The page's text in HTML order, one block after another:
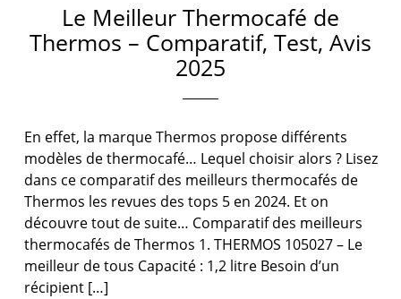
Le Meilleur Thermocafé de
Thermos – Comparatif, Test, Avis
2025
En effet, la marque Thermos propose différents
modèles de thermocafé… Lequel choisir alors ? Lisez
dans ce comparatif des meilleurs thermocafés de
Thermos les revues des tops 5 en 2024. Et on
découvre tout de suite… Comparatif des meilleurs
thermocafés de Thermos 1. THERMOS 105027 – Le
meilleur de tous Capacité : 1,2 litre Besoin d’un
récipient […]